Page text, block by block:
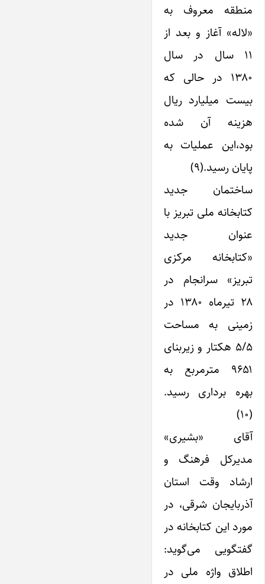
منطقه معروف به
«لاله» آغاز و بعد از
۱۱ سال در سال
۱۳۸۰ در حالی که
بیست میلیارد ریال
هزینه آن شده
بود،‌این عملیات به
پایان رسید.(۹)
ساختمان جدید
کتابخانه ملی تبریز با
عنوان جدید
«کتابخانه مرکزی
تبریز» سرانجام در
۲۸ تیرماه ۱۳۸۰ در
زمینی به مساحت
۵/۵ هکتار و زیربنای
۹۶۵۱ مترمربع به
بهره برداری رسید.
(۱۰)
آقای «بشیری»
مدیرکل فرهنگ و
ارشاد وقت استان
آذربایجان شرقی، در
مورد ‌این کتابخانه در
گفتگویی می‌گوید:
اطلاق واژه ملی در